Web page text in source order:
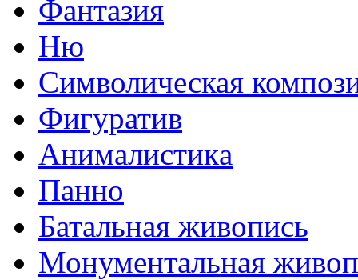
Фантазия
Ню
Символическая
Фигуратив
Анималистикa
Панно
Батальная живопись
Монументальная